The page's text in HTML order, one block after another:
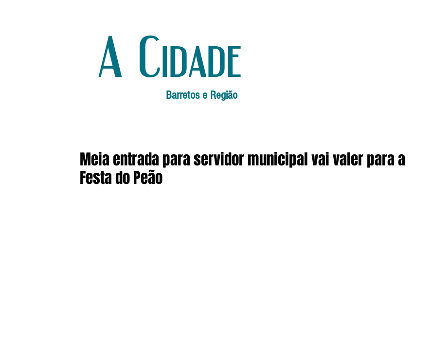
A Cidade
Barretos e Região
Meia entrada para servidor municipal vai valer para a
Festa do Peão